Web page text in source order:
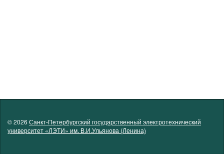
© 2026 Санкт-Петербургский государственный электротехнический
университет «ЛЭТИ» им. В.И.Ульянова (Ленина)